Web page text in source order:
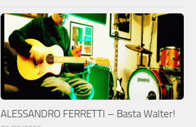
ALESSANDRO FERRETTI – Basta Walter!